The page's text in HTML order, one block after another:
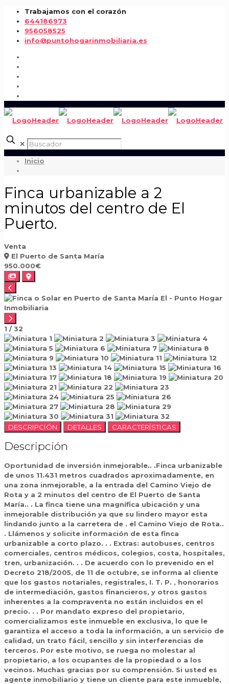
Trabajamos con el corazón
644186973
956058525
info@puntohogarinmobiliaria.es
✕
Inicio
Finca urbanizable a 2
minutos del centro de El
Puerto.
Venta
El Puerto de Santa María
950.000€
1 /32
DESCRIPCIÓN DETALLES CARACTERÍSTICAS
Descripción
Oportunidad de inversión inmejorable.. .Finca urbanizable
de unos 11.431 metros cuadrados aproximadamente, en
una zona inmejorable, a la entrada del Camino Viejo de
Rota y a 2 minutos del centro de El Puerto de Santa
María.. . La finca tiene una magnífica ubicación y una
inmejorable distribución ya que su lindero mayor esta
lindando junto a la carretera de . el Camino Viejo de Rota..
. Llámenos y solicite información de esta finca
urbanizable a corto plazo. . . Extras: autobuses, centros
comerciales, centros médicos, colegios, costa, hospitales,
tren, urbanización. . . De acuerdo con lo prevenido en el
Decreto 218/2005, de 11 de octubre, se informa al cliente
que los gastos notariales, registrales, I. T. P. , honorarios
de intermediación, gastos financieros, y otros gastos
inherentes a la compraventa no están incluidos en el
precio. . . Por mandato expreso del propietario,
comercializamos este inmueble en exclusiva, lo que le
garantiza el acceso a toda la información, a un servicio de
calidad, un trato fácil, sencillo y sin interferencias de
terceros. Por este motivo, se ruega no molestar al
propietario, a los ocupantes de la propiedad o a los
vecinos. Muchas gracias por su comprensión. Si usted es
agente inmobiliario y tiene un cliente para este inmueble,